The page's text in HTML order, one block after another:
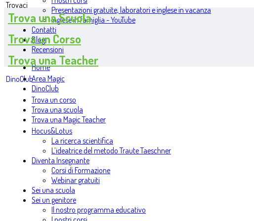
Presentazioni gratuite, laboratori e inglese in vacanza
Inglese in famiglia - YouTube
Contatti
Blog
Recensioni
Home
Area Magic
DinoClub
Trova un corso
Trova una scuola
Trova una Magic Teacher
Hocus&Lotus
La ricerca scientifica
L’ideatrice del metodo Traute Taeschner
Diventa Insegnante
Corsi di Formazione
Webinar gratuiti
Sei una scuola
Sei un genitore
Il nostro programma educativo
Trovaci
Trova una Scuola
Trova un Corso
Trova una Teacher
DinoClub